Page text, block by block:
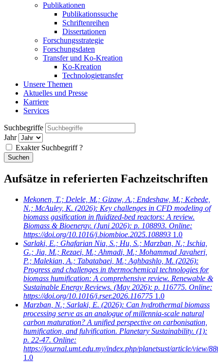
Publikationen
Publikationssuche
Schriftenreihen
Dissertationen
Forschungsstrategie
Forschungsdaten
Transfer und Ko-Kreation
Ko-Kreation
Technologietransfer
Unsere Themen
Aktuelles und Presse
Karriere
Services
Suchbegriffe
Jahr
Exakter Suchbegriff ?
Aufsätze in referierten Fachzeitschriften
Mekonen, T.; Delele, M.; Gizaw, A.; Endeshaw, M.; Kebede,
N.; McAuley, K. (2026): Key challenges in CFD modeling of
biomass gasification in fluidized-bed reactors: A review.
Biomass & Bioenergy. (Juni 2026): p. 108893. Online:
https://doi.org/10.1016/j.biombioe.2025.108893 1.0
Sarlaki, E.; Ghafarian Nia, S.; Hu, S.; Marzban, N.; Ischia,
G.; Jia, M.; Rezaei, M.; Ahmadi, M.; Mohammad Javaheri,
P.; Malekian, A.; Tabatabaei, M.; Aghbashlo, M. (2026):
Progress and challenges in thermochemical technologies for
biomass humification: A comprehensive review. Renewable &
Sustainable Energy Reviews. (May 2026): p. 116775. Online:
https://doi.org/10.1016/j.rser.2026.116775 1.0
Marzban, N.; Sarlaki, E. (2026): Can hydrothermal biomass
processing serve as an analogue of millennia-scale natural
carbon maturation? A unified perspective on carbonisation,
humification, and fulvification. Planetary Sustainability. (1):
p. 22-47. Online:
https://journal.umt.edu.my/index.php/planetsust/article/view/
1.0